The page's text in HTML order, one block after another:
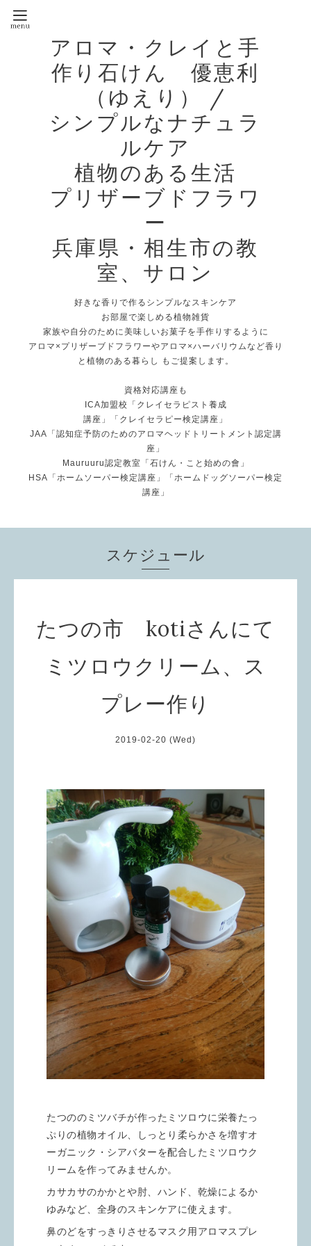
アロマ・クレイと手
作り石けん 優恵利
（ゆえり） /
シンプルなナチュラ
ルケア
植物のある生活
プリザーブドフラワ
ー
兵庫県・相生市の教
室、サロン
好きな香りで作るシンプルなスキンケア
お部屋で楽しめる植物雑貨
家族や自分のために美味しいお菓子を手作りするように
アロマ×プリザーブドフラワーやアロマ×ハーバリウムなど香り
と植物のある暮らし もご提案します。
資格対応講座も
ICA加盟校「クレイセラピスト養成
講座」「クレイセラピー検定講座」
JAA「認知症予防のためのアロマヘッドトリートメント認定講
座」
Mauruuru認定教室「石けん・こと始めの會」
HSA「ホームソーパー検定講座」「ホームドッグソーパー検定
講座」
スケジュール
たつの市 kotiさんにて
ミツロウクリーム、ス
プレー作り
2019-02-20 (Wed)
たつののミツバチが作ったミツロウに栄養たっ
ぷりの植物オイル、しっとり柔らかさを増すオ
ーガニック・シアバターを配合したミツロウク
リームを作ってみませんか。
カサカサのかかとや肘、ハンド、乾燥によるか
ゆみなど、全身のスキンケアに使えます。
鼻のどをすっきりさせるマスク用アロマスプレ